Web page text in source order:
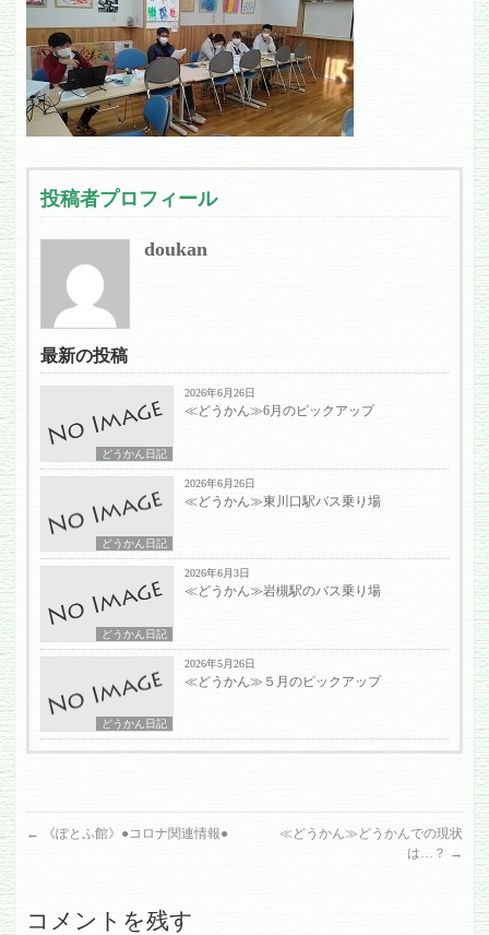
投稿者プロフィール
doukan
最新の投稿
どうかん日記
2026年6月26日
≪どうかん≫6月のピックアップ
どうかん日記
2026年6月26日
≪どうかん≫東川口駅バス乗り場
どうかん日記
2026年6月3日
≪どうかん≫岩槻駅のバス乗り場
どうかん日記
2026年5月26日
≪どうかん≫５月のピックアップ
← 《ぽとふ館》●コロナ関連情報●
≪どうかん≫どうかんでの現状
は…？ →
コメントを残す